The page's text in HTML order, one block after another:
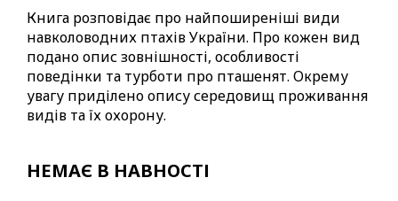
Книга розповідає про найпоширеніші види
навколоводних птахів України. Про кожен вид
подано опис зовнішності, особливості
поведінки та турботи про пташенят. Окрему
увагу приділено опису середовищ проживання
видів та їх охорону.
НЕМАЄ В НАВНОСТІ